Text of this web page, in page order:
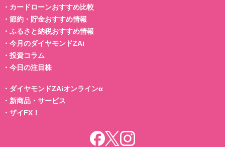
・ カードローンおすすめ比較
・ 節約・貯金おすすめ情報
・ ふるさと納税おすすめ情報
・ 今月のダイヤモンドZAi
・ 投資コラム
・ 今日の注目株
・ ダイヤモンドZAiオンラインα
・ 新商品・サービス
・ ザイFX！